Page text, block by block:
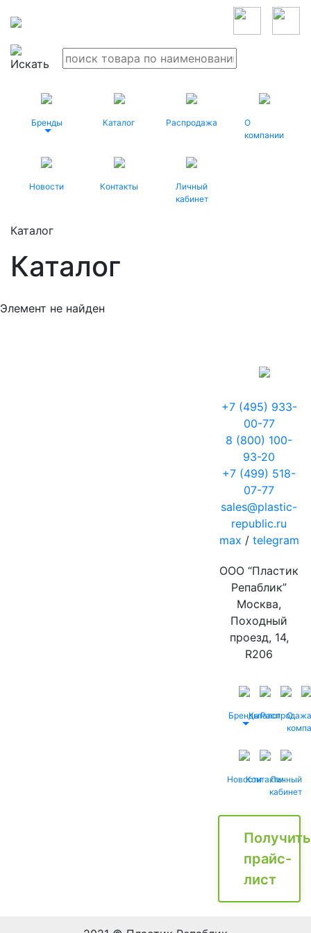
Бренды Каталог Распродажа
О
компании
Новости Контакты
Личный
кабинет
Каталог
Каталог
Элемент не найден
+7 (495) 933-
00-77
8 (800) 100-
93-20
+7 (499) 518-
07-77
sales@plastic-
republic.ru
max / telegram
ООО “Пластик
Репаблик”
Москва,
Походный
проезд, 14,
R206
БрендыКаталог
Распродажа
О
НовостиКонтактыЛичный
кабинет
Получить
прайс-
лист